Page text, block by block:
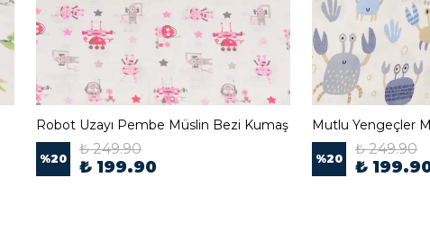
Robot Uzayı Pembe Müslin Bezi Kumaş
%20
₺ 249.90
₺ 199.90 %20
₺ 249.90
₺